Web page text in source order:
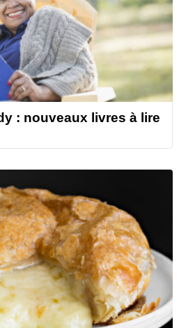
: nouveaux livres à lire